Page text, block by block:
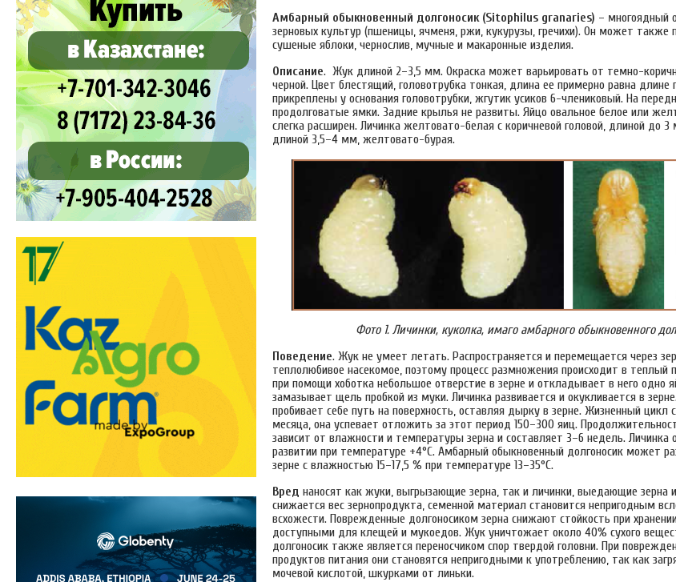
Амбарный обыкновенный долгоносик (Sitophilus granaries) – многоядный
зерновых культур (пшеницы, ячменя, ржи, кукурузы, гречихи). Он может также
сушеные яблоки, чернослив, мучные и макаронные изделия.
Описание. Жук длиной 2–3,5 мм. Окраска может варьировать от темно-
черной. Цвет блестящий, головотрубка тонкая, длина ее примерно равна длине
прикреплены у основания головотрубки, жгутик усиков 6-члениковый. На
продолговатые ямки. Задние крылья не развиты. Яйцо овальное белое или
слегка расширен. Личинка желтовато-белая с коричневой головой, длиной до 3
длиной 3,5–4 мм, желтовато-бурая.
Фото 1. Личинки, куколка, имаго амбарного обыкновенного
Поведение. Жук не умеет летать. Распространяется и перемещается через
теплолюбивое насекомое, поэтому процесс размножения происходит в теплый
при помощи хоботка небольшое отверстие в зерне и откладывает в него одно
замазывает щель пробкой из муки. Личинка развивается и окукливается в
пробивает себе путь на поверхность, оставляя дырку в зерне. Жизненный цикл
месяца, она успевает отложить за этот период 150–300 яиц.
зависит от влажности и температуры зерна и составляет 3–6 недель. Личинка
развитии при температуре +4°С. Амбарный обыкновенный долгоносик может
зерне с влажностью 15–17,5 % при температуре 13–35°С.
Вред наносят как жуки, выгрызающие зерна, так и личинки, выедающие зерна
снижается вес зернопродукта, семенной материал становится непригодным
всхожести. Поврежденные долгоносиком зерна снижают стойкость при
доступными для клещей и мукоедов. Жук уничтожает около 40% сухого
долгоносик также является переносчиком спор твердой головни. При
продуктов питания они становятся непригодными к употреблению, так как
мочевой кислотой, шкурками от линьки.